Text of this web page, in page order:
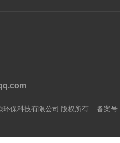
环保科技有限公司 版权所有 备案号